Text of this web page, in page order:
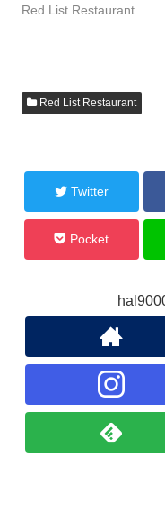
Red List Restaurant
Red List Restaurant
Twitter
Pocket